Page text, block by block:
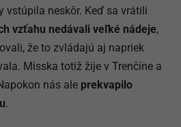
vstúpila neskôr. Keď sa vrátili
vzťahu nedávali veľké nádeje,
že to zvládajú aj napriek
Misska totiž žije v Trenčíne a
nás ale prekvapilo
.